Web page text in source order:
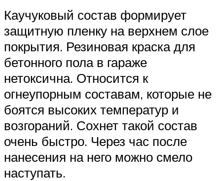
Каучуковый состав формирует
защитную пленку на верхнем слое
покрытия. Резиновая краска для
бетонного пола в гараже
нетоксична. Относится к
огнеупорным составам, которые не
боятся высоких температур и
возгораний. Сохнет такой состав
очень быстро. Через час после
нанесения на него можно смело
наступать.